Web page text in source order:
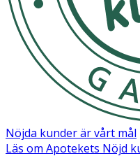
Nöjda kunder är vårt mål
Läs om Apotekets Nöjd